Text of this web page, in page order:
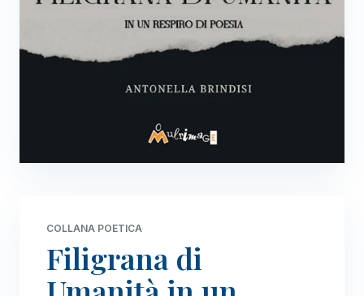
COLLANA POETICA
Filigrana di